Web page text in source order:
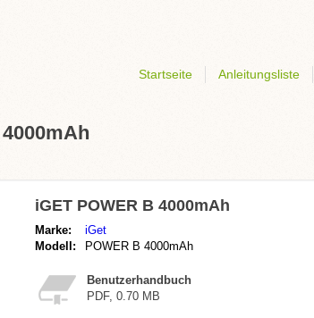
Startseite Anleitungsliste
iGET POWER B 4000mAh
Marke:
iGet
Modell:
POWER B 4000mAh
Benutzerhandbuch
PDF, 0.70 MB